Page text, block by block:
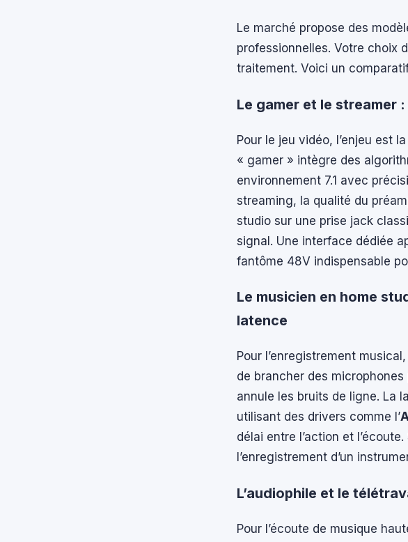
Le marché propose des
professionnelles. Votre choix
traitement. Voici un
Le gamer et le streamer
Pour le jeu vidéo, l’enjeu est
« gamer » intègre des
environnement 7.1 avec
streaming, la qualité du
studio sur une prise jack
signal. Une interface dédiée
fantôme 48V indispensable
Le musicien en home
latence
Pour l’enregistrement
de brancher des
annule les bruits de ligne. La
utilisant des drivers comme l’
délai entre l’action et
l’enregistrement d’un
L’audiophile et le
Pour l’écoute de musique